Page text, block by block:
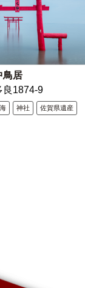
鳥居
良1874-9
海 神社 佐賀県遺産